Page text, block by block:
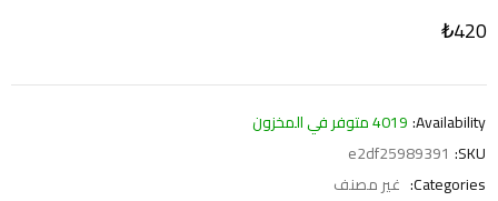
₺420
Availability: 4019 متوفر في المخزون
SKU:
e2df25989391
Categories: غير مصنف